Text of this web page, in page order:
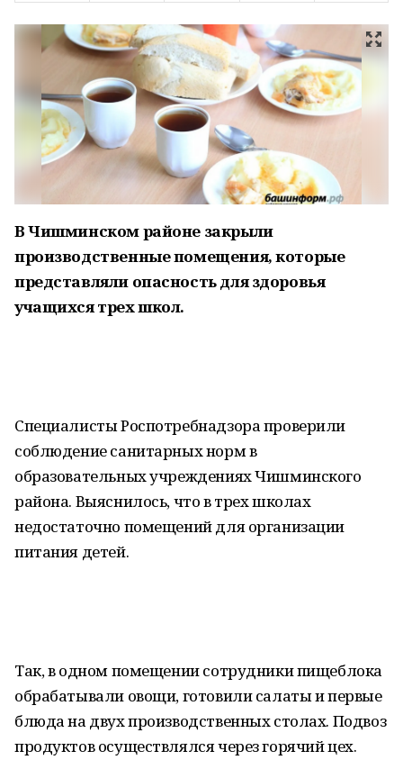
В Чишминском районе закрыли
производственные помещения, которые
представляли опасность для здоровья
учащихся трех школ.
Специалисты Роспотребнадзора проверили
соблюдение санитарных норм в
образовательных учреждениях Чишминского
района. Выяснилось, что в трех школах
недостаточно помещений для организации
питания детей.
Так, в одном помещении сотрудники пищеблока
обрабатывали овощи, готовили салаты и первые
блюда на двух производственных столах. Подвоз
продуктов осуществлялся через горячий цех.